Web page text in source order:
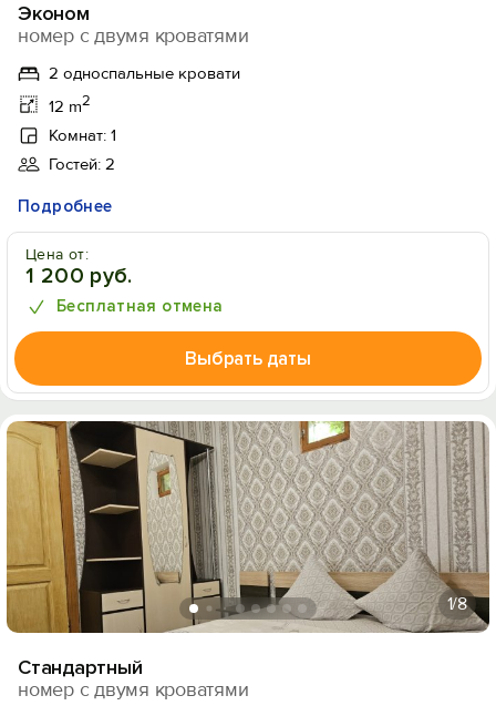
Эконом
номер с двумя кроватями
2 односпальные кровати
12 m2
Комнат: 1
Гостей: 2
Подробнее
Цена от:
1 200 руб.
Бесплатная отмена
Выбрать даты
1/8
Стандартный
номер с двумя кроватями